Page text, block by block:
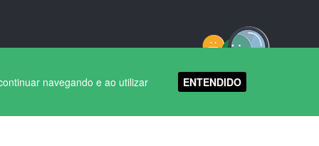
navegando e ao utilizar
ENTENDIDO